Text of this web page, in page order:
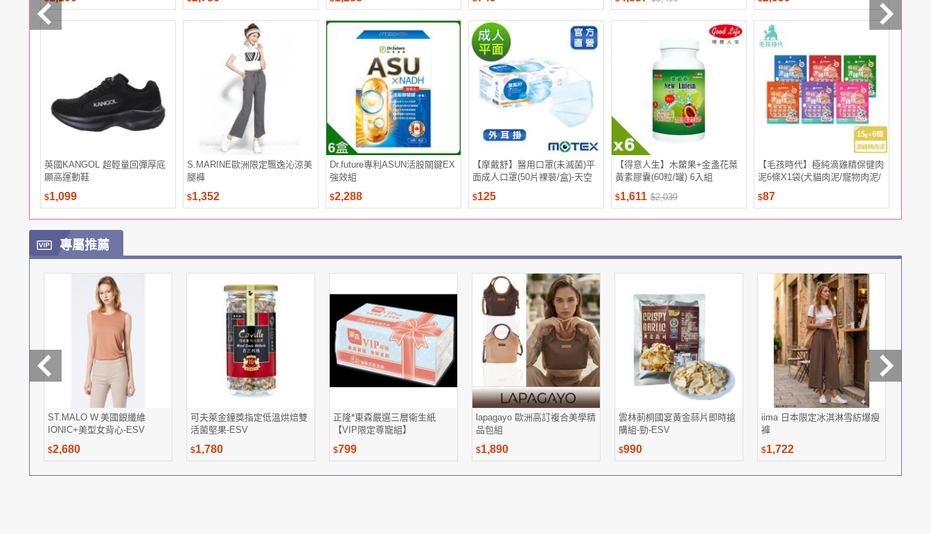
英國KANGOL 超輕量回彈厚底
顯高運動鞋
$1,099
S.MARINE歐洲限定飄逸沁涼美
腿褲
$1,352
Dr.future專利ASUN活股關鍵EX
強效組
$2,288
【摩戴舒】醫用口罩(未滅菌)平
面成人口罩(50片裸裝/盒)-天空
藍
$125
【得意人生】木鱉果+金盞花葉
黃素膠囊(60粒/罐) 6入組
$1,611 $2,039
【毛孩時代】極純滴雞精保健肉
泥6條X1袋(犬貓肉泥/寵物肉泥/
貓肉泥)
$87
專屬推薦
ST.MALO W.美國銀纖維
IONIC+美型女背心-ESV
$2,680
可夫萊金鐘獎指定低溫烘焙雙
活菌堅果-ESV
$1,780
正隆*東森嚴選三層衛生紙
【VIP限定尊寵組】
$799
lapagayo 歐洲高訂複合美學精
品包組
$1,890
雲林莿桐國宴黃金蒜片即時搶
購組-勁-ESV
$990
iima 日本限定冰淇淋雪紡爆瘦
褲
$1,722